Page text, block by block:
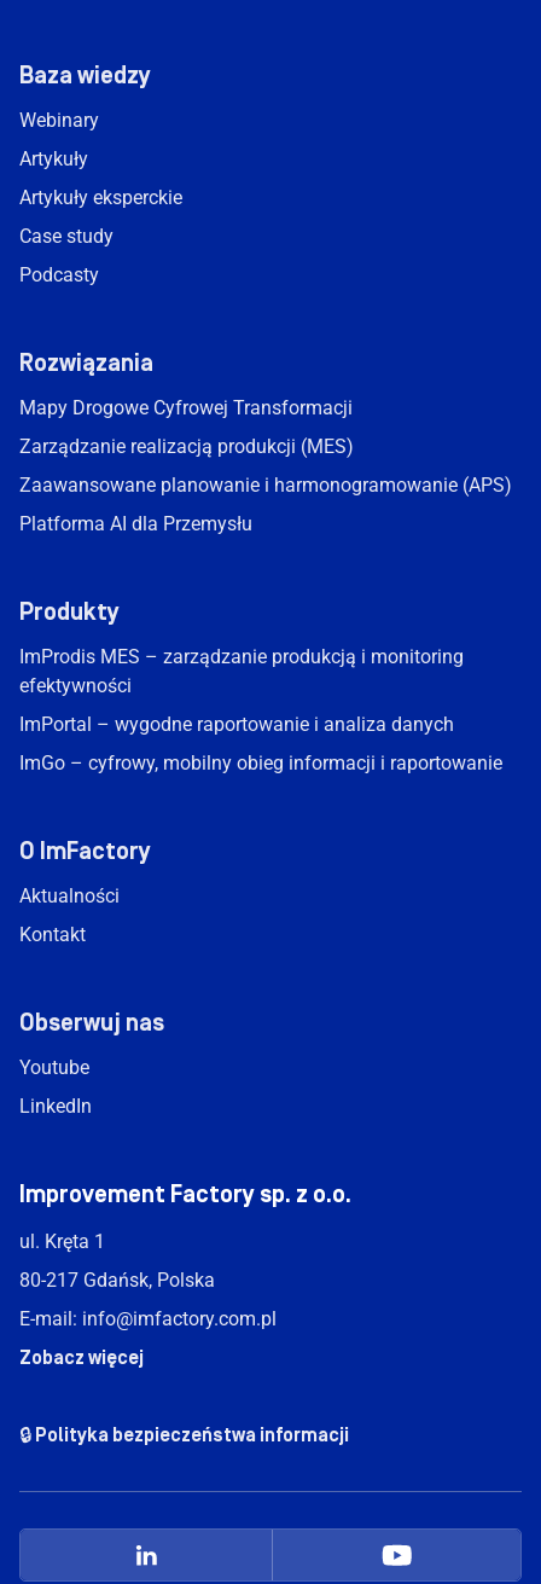
Baza wiedzy
Webinary
Artykuły
Artykuły eksperckie
Case study
Podcasty
Rozwiązania
Mapy Drogowe Cyfrowej Transformacji
Zarządzanie realizacją produkcji (MES)
Zaawansowane planowanie i harmonogramowanie (APS)
Platforma AI dla Przemysłu
Produkty
ImProdis MES – zarządzanie produkcją i monitoring
efektywności
ImPortal – wygodne raportowanie i analiza danych
ImGo – cyfrowy, mobilny obieg informacji i raportowanie
O ImFactory
Aktualności
Kontakt
Obserwuj nas
Youtube
LinkedIn
Improvement Factory sp. z o.o.
ul. Kręta 1
80-217 Gdańsk, Polska
E-mail: info@imfactory.com.pl
Zobacz więcej
🔒 Polityka bezpieczeństwa informacji